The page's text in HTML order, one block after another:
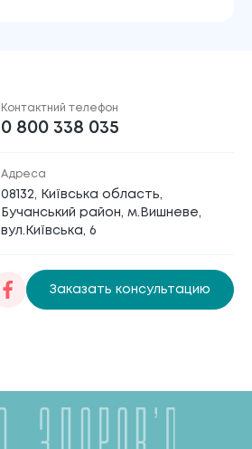
Контактний телефон
0 800 338 035
Адреса
08132, Київська область,
Бучанський район, м.Вишневе,
вул.Київська, 6
Заказать консультацию